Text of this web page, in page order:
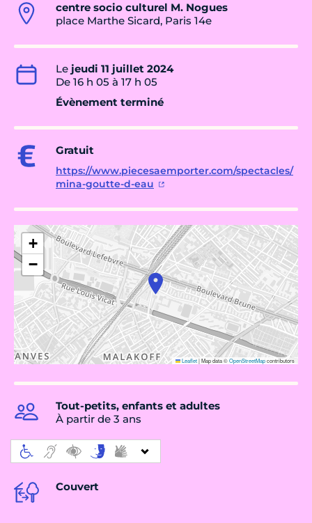
centre socio culturel M. Nogues
place Marthe Sicard, Paris 14e
Le jeudi 11 juillet 2024
De 16 h 05 à 17 h 05
Évènement terminé
Gratuit
https://www.piecesaemporter.com/spectacles/
mina-goutte-d-eau
+
−
Leaflet|Map data ©OpenStreetMapcontributors
Tout-petits, enfants et adultes
À partir de 3 ans
Couvert